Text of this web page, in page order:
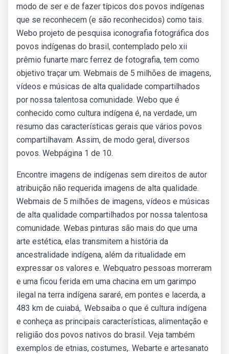
modo de ser e de fazer típicos dos povos indígenas
que se reconhecem (e são reconhecidos) como tais.
Webo projeto de pesquisa iconografia fotográfica dos
povos indígenas do brasil, contemplado pelo xii
prêmio funarte marc ferrez de fotografia, tem como
objetivo traçar um. Webmais de 5 milhões de imagens,
vídeos e músicas de alta qualidade compartilhados
por nossa talentosa comunidade. Webo que é
conhecido como cultura indígena é, na verdade, um
resumo das características gerais que vários povos
compartilhavam. Assim, de modo geral, diversos
povos. Webpágina 1 de 10.
Encontre imagens de indígenas sem direitos de autor
atribuição não requerida imagens de alta qualidade.
Webmais de 5 milhões de imagens, vídeos e músicas
de alta qualidade compartilhados por nossa talentosa
comunidade. Webas pinturas são mais do que uma
arte estética, elas transmitem a história da
ancestralidade indígena, além da ritualidade em
expressar os valores e. Webquatro pessoas morreram
e uma ficou ferida em uma chacina em um garimpo
ilegal na terra indígena sararé, em pontes e lacerda, a
483 km de cuiabá,. Websaiba o que é cultura indígena
e conheça as principais características, alimentação e
religião dos povos nativos do brasil. Veja também
exemplos de etnias, costumes,. Webarte e artesanato